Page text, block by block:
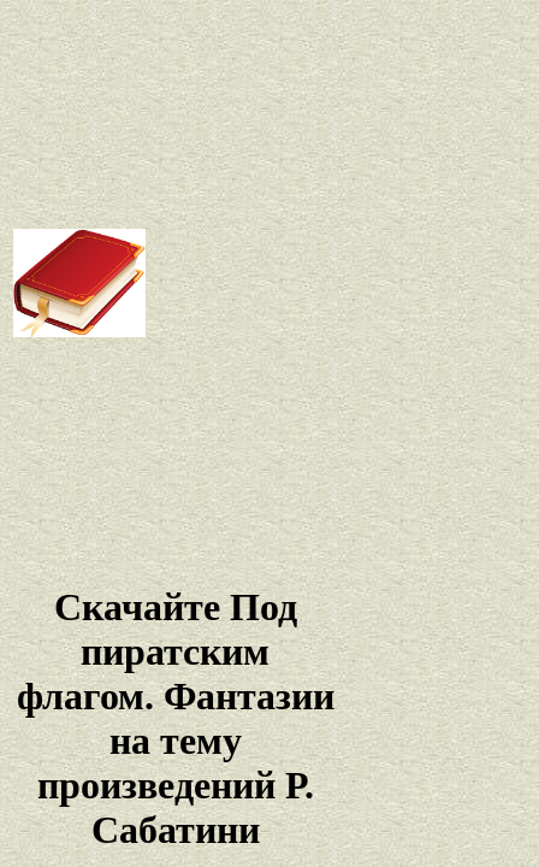
Скачайте Под
пиратским
флагом. Фантазии
на тему
произведений Р.
Сабатини